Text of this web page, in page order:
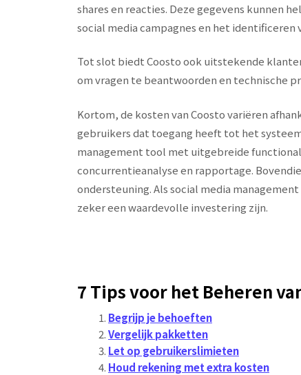
shares en reacties. Deze gegevens kunnen
social media campagnes en het identificeren
Tot slot biedt Coosto ook uitstekende
om vragen te beantwoorden en technische
Kortom, de kosten van Coosto variëren
gebruikers dat toegang heeft tot het
management tool met uitgebreide
concurrentieanalyse en rapportage.
ondersteuning. Als social media
zeker een waardevolle investering zijn.
7 Tips voor het Beheren
Begrijp je behoeften
Vergelijk pakketten
Let op gebruikerslimieten
Houd rekening met extra kosten